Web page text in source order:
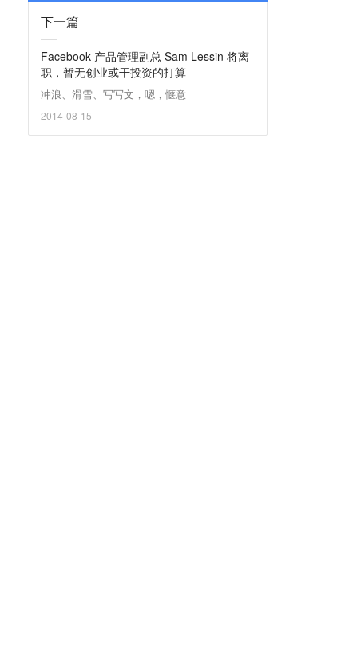
下一篇
Facebook 产品管理副总 Sam Lessin 将离
职，暂无创业或干投资的打算
冲浪、滑雪、写写文，嗯，惬意
2014-08-15